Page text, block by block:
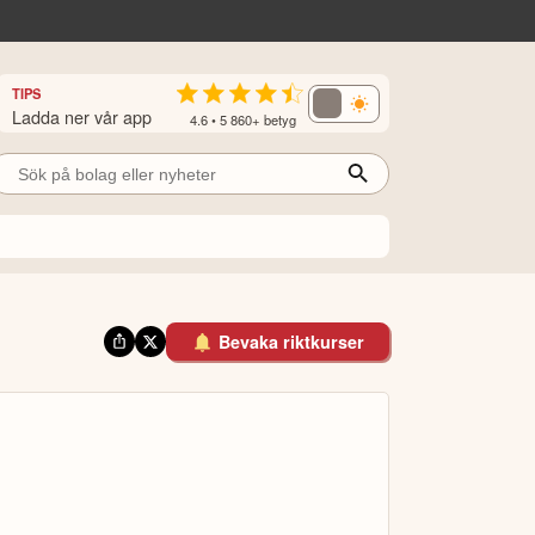
TIPS
Ladda ner vår app 4.6 • 5 860+ betyg
Bevaka riktkurser